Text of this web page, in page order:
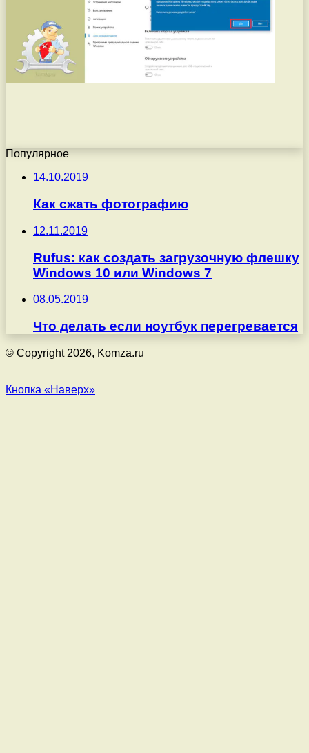
Популярное
14.10.2019
Как сжать фотографию
12.11.2019
Rufus: как создать загрузочную флешку
Windows 10 или Windows 7
08.05.2019
Что делать если ноутбук перегревается
© Copyright 2026, Komza.ru
Кнопка «Наверх»